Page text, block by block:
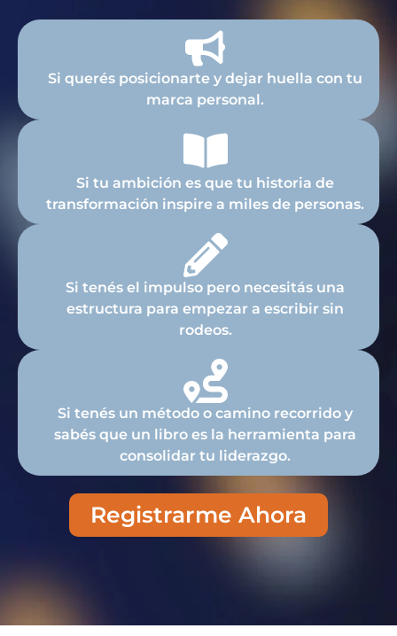
Si querés posicionarte y dejar huella con tu
marca personal.
Si tu ambición es que tu historia de
transformación inspire a miles de personas.
Si tenés el impulso pero necesitás una
estructura para empezar a escribir sin
rodeos.
Si tenés un método o camino recorrido y
sabés que un libro es la herramienta para
consolidar tu liderazgo.
Registrarme Ahora